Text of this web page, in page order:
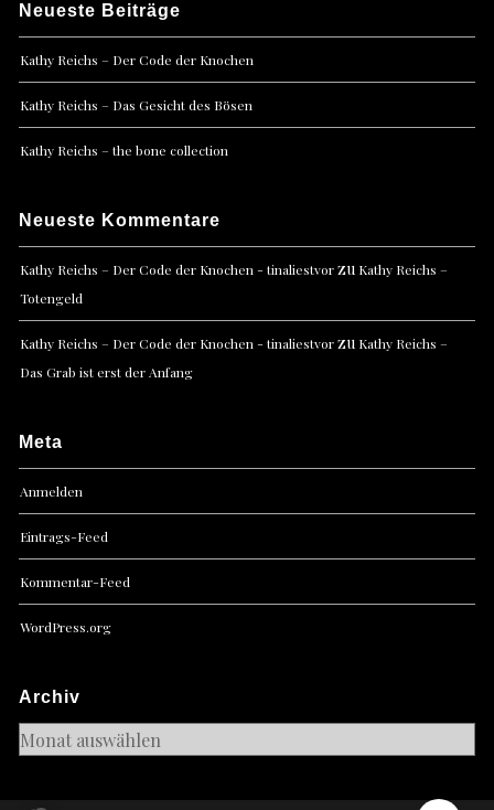
Neueste Beiträge
Kathy Reichs – Der Code der Knochen
Kathy Reichs – Das Gesicht des Bösen
Kathy Reichs – the bone collection
Neueste Kommentare
Kathy Reichs – Der Code der Knochen - tinaliestvorzu Kathy Reichs –
Totengeld
Kathy Reichs – Der Code der Knochen - tinaliestvorzu Kathy Reichs –
Das Grab ist erst der Anfang
Meta
Anmelden
Eintrags-Feed
Kommentar-Feed
WordPress.org
Archiv
Archiv